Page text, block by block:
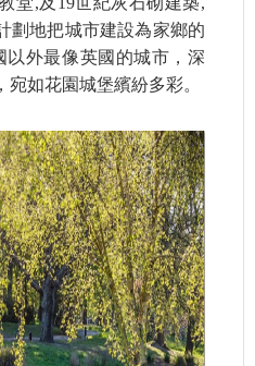
劃地把城市建設為家鄉的
以外最像英國的城市，深
如花園城堡繽紛多彩。